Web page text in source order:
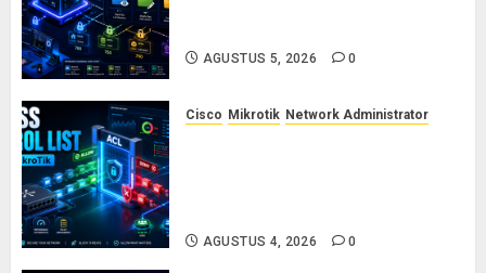
AGUSTUS 5, 2026 0
Cisco Mikrotik Network Administrator
AGUSTUS 4, 2026 0